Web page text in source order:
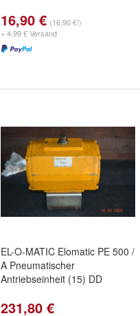
16,90 € (16,90 €/)
+ 4,99 € Versand
EL-O-MATIC Elomatic PE 500 /
A Pneumatischer
Antriebseinheit (15) DD
231,80 €